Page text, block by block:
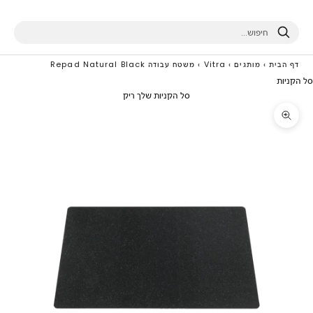
חיפוש
דף הבית › מותגים ›
Vitra
› משטח עבודה Repad Natural Black
סל הקניות
סל הקניות שלך ריק
תקריב